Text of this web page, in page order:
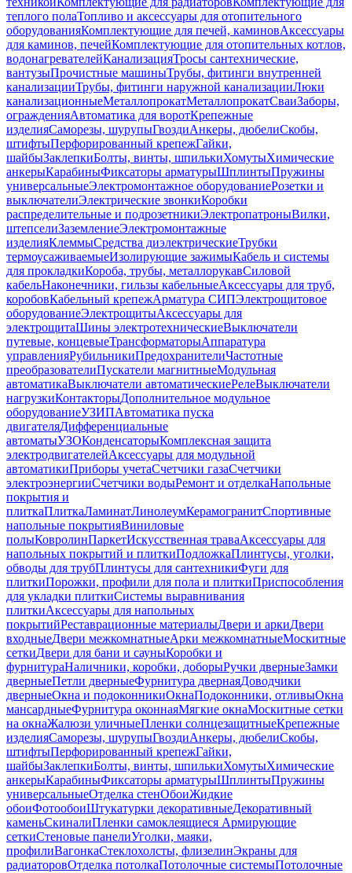
теплого полаТопливо и аксессуары для отопительного
оборудованияКомплектующие для печей, каминовАксессуары
для каминов, печейКомплектующие для отопительных котлов,
водонагревателейКанализацияТросы сантехнические,
вантузыПрочистные машиныТрубы, фитинги внутренней
канализацииТрубы, фитинги наружной канализацииЛюки
канализационныеМеталлопрокатМеталлопрокатСваиЗаборы,
огражденияАвтоматика для воротКрепежные
изделияСаморезы, шурупыГвоздиАнкеры, дюбелиСкобы,
штифтыПерфорированный крепежГайки,
шайбыЗаклепкиБолты, винты, шпилькиХомутыХимические
анкерыКарабиныФиксаторы арматурыШплинтыПружины
универсальныеЭлектромонтажное оборудованиеРозетки и
выключателиЭлектрические звонкиКоробки
распределительные и подрозетникиЭлектропатроныВилки,
штепселиЗаземлениеЭлектромонтажные
изделияКлеммыСредства диэлектрическиеТрубки
термоусаживаемыеИзолирующие зажимыКабель и системы
для прокладкиКороба, трубы, металлорукавСиловой
кабельНаконечники, гильзы кабельныеАксессуары для труб,
коробовКабельный крепежАрматура СИПЭлектрощитовое
оборудованиеЭлектрощитыАксессуары для
электрощитаШины электротехническиеВыключатели
путевые, концевыеТрансформаторыАппаратура
управленияРубильникиПредохранителиЧастотные
преобразователиПускатели магнитныеМодульная
автоматикаВыключатели автоматическиеРелеВыключатели
нагрузкиКонтакторыДополнительное модульное
оборудованиеУЗИПАвтоматика пуска
двигателяДифференциальные
автоматыУЗОКонденсаторыКомплексная защита
электродвигателейАксессуары для модульной
автоматикиПриборы учетаСчетчики газаСчетчики
электроэнергииСчетчики водыРемонт и отделкаНапольные
покрытия и
плиткаПлиткаЛаминатЛинолеумКерамогранитСпортивные
напольные покрытияВиниловые
полыКовролинПаркетИскусственная траваАксессуары для
напольных покрытий и плиткиПодложкаПлинтусы, уголки,
обводы для трубПлинтусы для сантехникиФуги для
плиткиПорожки, профили для пола и плиткиПриспособления
для укладки плиткиСистемы выравнивания
плиткиАксессуары для напольных
покрытийРеставрационные материалыДвери и аркиДвери
входныеДвери межкомнатныеАрки межкомнатныеМоскитные
сеткиДвери для бани и сауныКоробки и
фурнитураНаличники, коробки, доборыРучки дверныеЗамки
дверныеПетли дверныеФурнитура двернаяДоводчики
дверныеОкна и подоконникиОкнаПодоконники, отливыОкна
мансардныеФурнитура оконнаяМягкие окнаМоскитные сетки
на окнаЖалюзи уличныеПленки солнцезащитныеКрепежные
изделияСаморезы, шурупыГвоздиАнкеры, дюбелиСкобы,
штифтыПерфорированный крепежГайки,
шайбыЗаклепкиБолты, винты, шпилькиХомутыХимические
анкерыКарабиныФиксаторы арматурыШплинтыПружины
универсальныеОтделка стенОбоиЖидкие
обоиФотообоиШтукатурки декоративныеДекоративный
каменьСкиналиПленки самоклеящиеся Армирующие
сеткиСтеновые панелиУголки, маяки,
профилиВагонкаСтеклохолсты, флизелинЭкраны для
радиаторовОтделка потолкаПотолочные системыПотолочные